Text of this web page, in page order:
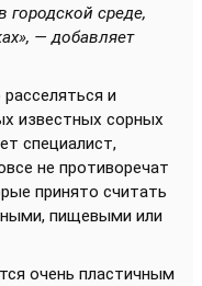
городской среде,
— добавляет
и
известных сорных
специалист,
не противоречат
принято считать
пищевыми или
очень пластичным